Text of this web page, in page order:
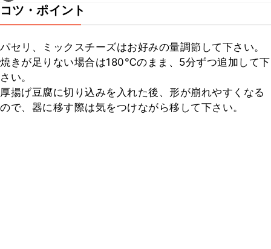
コツ・ポイント
パセリ、ミックスチーズはお好みの量調節して下さい。
焼きが足りない場合は180℃のまま、5分ずつ追加して下
さい。
厚揚げ豆腐に切り込みを入れた後、形が崩れやすくなる
ので、器に移す際は気をつけながら移して下さい。